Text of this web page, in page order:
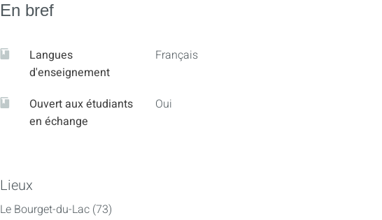
En bref
Langues
d'enseignement
Français
Ouvert aux étudiants
en échange
Oui
Lieux
Le Bourget-du-Lac (73)